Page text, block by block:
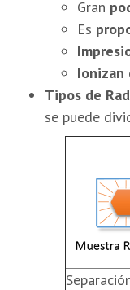
Gran
Es
Ionizan
Tipos de
se puede